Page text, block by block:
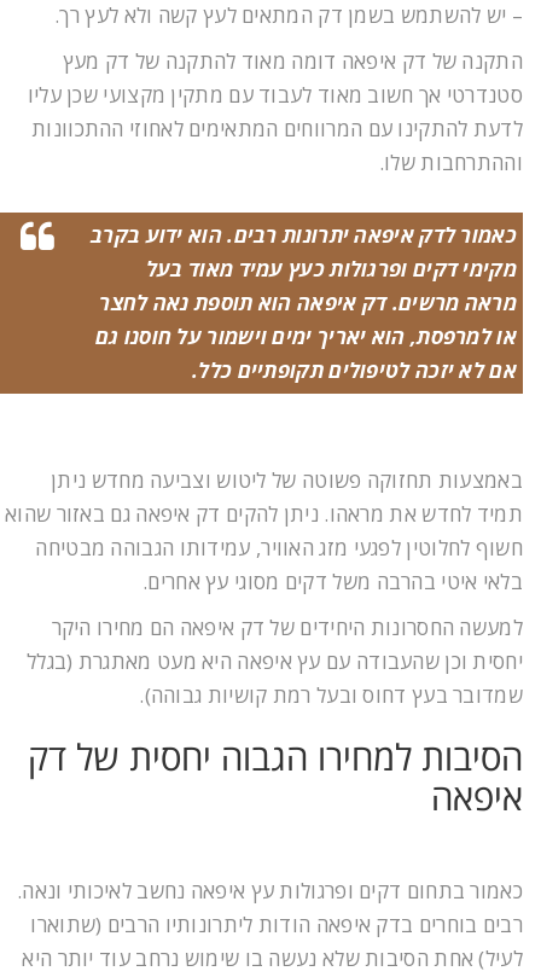
– יש להשתמש בשמן דק המתאים לעץ קשה ולא לעץ רך.
התקנה של דק איפאה דומה מאוד להתקנה של דק מעץ
סטנדרטי אך חשוב מאוד לעבוד עם מתקין מקצועי שכן עליו
לדעת להתקינו עם המרווחים המתאימים לאחוזי ההתכוונות
וההתרחבות שלו.
כאמור לדק איפאה יתרונות רבים. הוא ידוע בקרב
מקימי דקים ופרגולות כעץ עמיד מאוד בעל
מראה מרשים. דק איפאה הוא תוספת נאה לחצר
או למרפסת, הוא יאריך ימים וישמור על חוסנו גם
אם לא יזכה לטיפולים תקופתיים כלל.
באמצעות תחזוקה פשוטה של ליטוש וצביעה מחדש ניתן
תמיד לחדש את מראהו. ניתן להקים דק איפאה גם באזור שהוא
חשוף לחלוטין לפגעי מזג האוויר, עמידותו הגבוהה מבטיחה
בלאי איטי בהרבה משל דקים מסוגי עץ אחרים.
למעשה החסרונות היחידים של דק איפאה הם מחירו היקר
יחסית וכן שהעבודה עם עץ איפאה היא מעט מאתגרת (בגלל
שמדובר בעץ דחוס ובעל רמת קושיות גבוהה).
הסיבות למחירו הגבוה יחסית של דק
איפאה
כאמור בתחום דקים ופרגולות עץ איפאה נחשב לאיכותי ונאה.
רבים בוחרים בדק איפאה הודות ליתרונותיו הרבים (שתוארו
לעיל) אחת הסיבות שלא נעשה בו שימוש נרחב עוד יותר היא